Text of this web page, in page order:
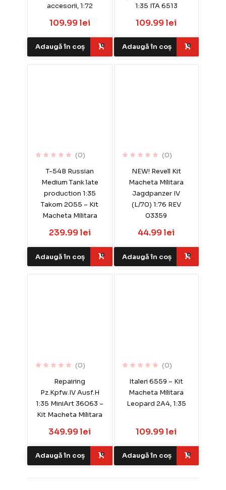
accesorii, 1:72
109.99 lei
Adaugă în coș
1:35 ITA 6513
109.99 lei
Adaugă în coș
(0)
T-54B Russian
Medium Tank late
production 1:35
Takom 2055 – Kit
Macheta Militara
239.99 lei
Adaugă în coș
(0)
NEW! Revell Kit
Macheta Militara
Jagdpanzer IV
(L/70) 1:76 REV
03359
44.99 lei
Adaugă în coș
(0)
Repairing
Pz.Kpfw.IV Ausf.H
1:35 MiniArt 36063 –
Kit Macheta Militara
349.99 lei
Adaugă în coș
(0)
Italeri 6559 – Kit
Macheta Militara
Leopard 2A4, 1:35
109.99 lei
Adaugă în coș